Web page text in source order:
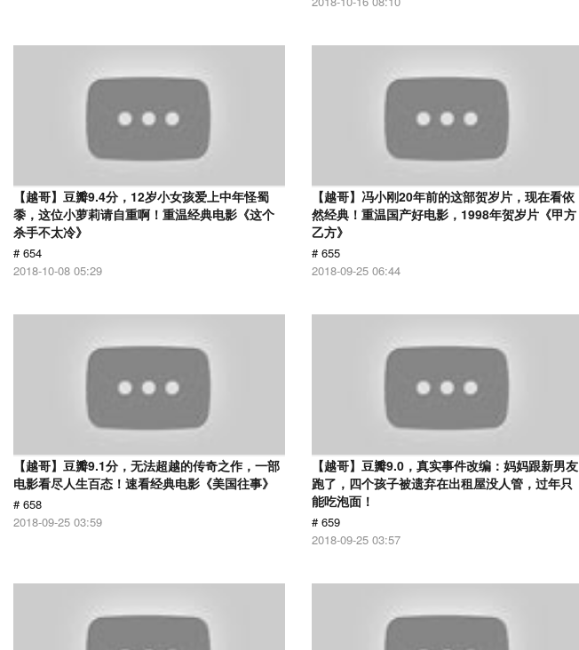
【越哥】豆瓣9.4分，12岁小女孩爱上中年怪蜀
黍，这位小萝莉请自重啊！重温经典电影《这个
杀手不太冷》
# 654
2018-10-08 05:29
【越哥】冯小刚20年前的这部贺岁片，现在看依
然经典！重温国产好电影，1998年贺岁片《甲方
乙方》
# 655
2018-09-25 06:44
【越哥】豆瓣9.1分，无法超越的传奇之作，一部
电影看尽人生百态！速看经典电影《美国往事》
# 658
2018-09-25 03:59
【越哥】豆瓣9.0，真实事件改编：妈妈跟新男友
跑了，四个孩子被遗弃在出租屋没人管，过年只
能吃泡面！
# 659
2018-09-25 03:57